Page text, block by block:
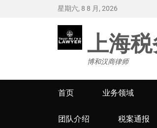
星期六, 8 8 月, 2026
上海
博和汉商律师
Primary
menu
首页 业务领域
团队介绍 税案通报